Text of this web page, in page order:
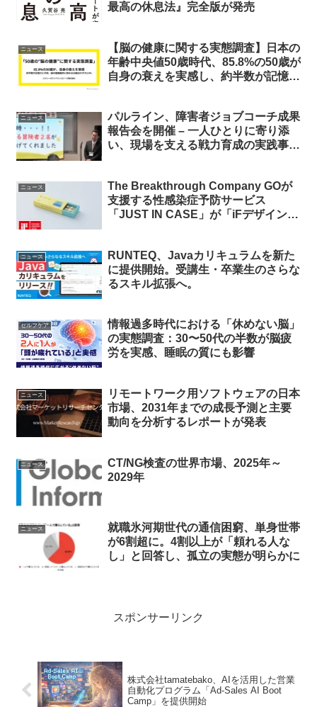
最高の休息法』完全版が発売
ニュース
【脳の健康に関する実態調査】日本の
年齢中央値50歳時代、85.8%の50歳が
自身の衰えを実感し、約半数が記憶力
ニュース
パルライン、障害者ジョブコーチ成果
報告会を開催 – 一人ひとりに寄り添
い、現場を支える戦力育成の実践事例
ニュース
The Breakthrough Company GOが
支援する性感染症予防サービス
「JUST IN CASE」が「iFデザインア
ニュース
RUNTEQ、Javaカリキュラムを新た
に提供開始。受講生・卒業生のさらな
るスキル拡張へ。
セルフケア
情報過多時代における「休めない脳」
の実態調査：30〜50代の半数が脳疲
労を実感、睡眠の質にも影響
ニュース
リモートワーク用ソフトウェアの日本
市場、2031年までの成長予測と主要
動向を分析するレポートが発表
ニュース
CT/NG検査の世界市場、2025年～
2029年
ニュース
就職氷河期世代の通信困窮、単身世帯
が6割超に。4割以上が「頼れる人な
し」と回答し、孤立の実態が明らかに
スポンサーリンク
株式会社tamatebako、AIを活用した営業
自動化プログラム「Ad-Sales AI Boot
Camp」を提供開始